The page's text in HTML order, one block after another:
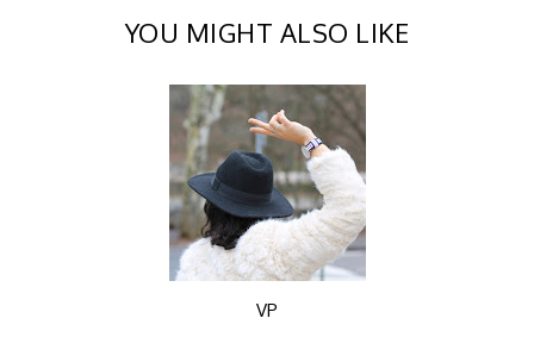
YOU MIGHT ALSO LIKE
VP